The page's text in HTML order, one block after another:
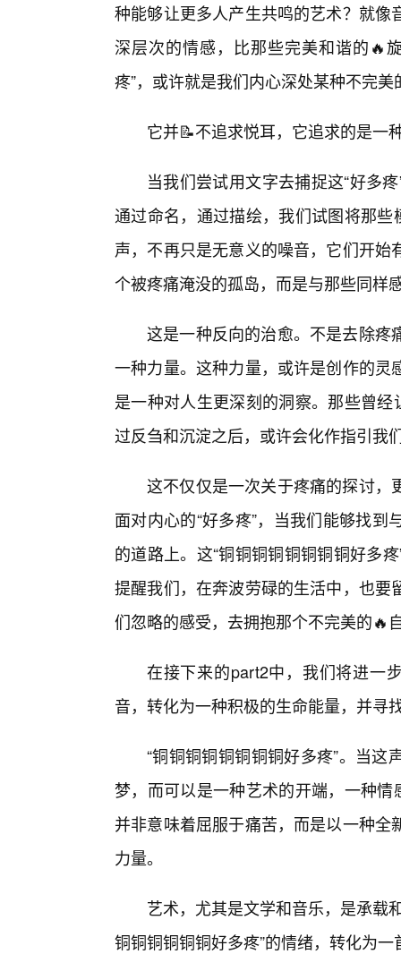
种能够让更多人产生共鸣的艺术？就
深层次的情感，比那些完美和谐的🔥
疼”，或许就是我们内心深处某种不完
它并📝不追求悦耳，它追求的是一
当我们尝试用文字去捕捉这“好多
通过命名，通过描绘，我们试图将那
声，不再只是无意义的噪音，它们开
个被疼痛淹没的孤岛，而是与那些同样
这是一种反向的治愈。不是去除疼
一种力量。这种力量，或许是创作的
是一种对人生更深刻的洞察。那些曾
过反刍和沉淀之后，或许会化作指引我
这不仅仅是一次关于疼痛的探讨，
面对内心的“好多疼”，当我们能够找
的道路上。这“铜铜铜铜铜铜铜铜好多
提醒我们，在奔波劳碌的生活中，也
们忽略的感受，去拥抱那个不完美的🔥
在接下来的part2中，我们将进一
音，转化为一种积极的生命能量，并寻
“铜铜铜铜铜铜铜铜好多疼”。当
梦，而可以是一种艺术的开端，一种
并非意味着屈服于痛苦，而是以一种
力量。
艺术，尤其是文学和音乐，是承载
铜铜铜铜铜铜好多疼”的情绪，转化为